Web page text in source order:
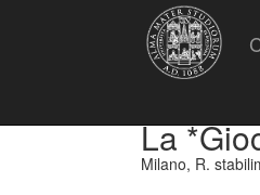
La
Milano, R.